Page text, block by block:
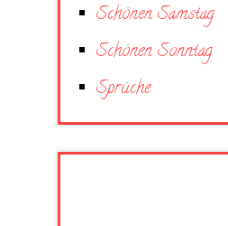
Schönen Samstag
Schönen Sonntag
Sprüche